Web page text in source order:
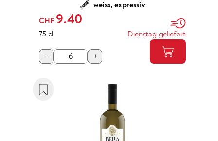
weiss, expressiv
CHF 9.40
75 cl Dienstag geliefert
- +